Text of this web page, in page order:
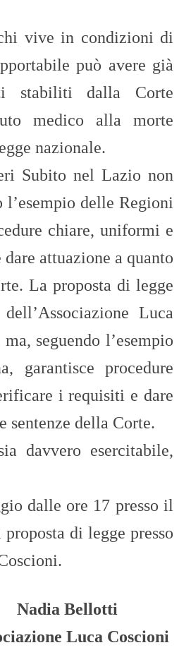
vive in condizioni di
può avere già
stabiliti dalla Corte
medico alla morte
nazionale.
Subito nel Lazio non
delle Regioni
chiare, uniformi e
attuazione a quanto
La proposta di legge
Luca
seguendo l’esempio
garantisce procedure
i requisiti e dare
sentenze della Corte.
davvero esercitabile,
dalle ore 17 presso il
di legge presso
Coscioni